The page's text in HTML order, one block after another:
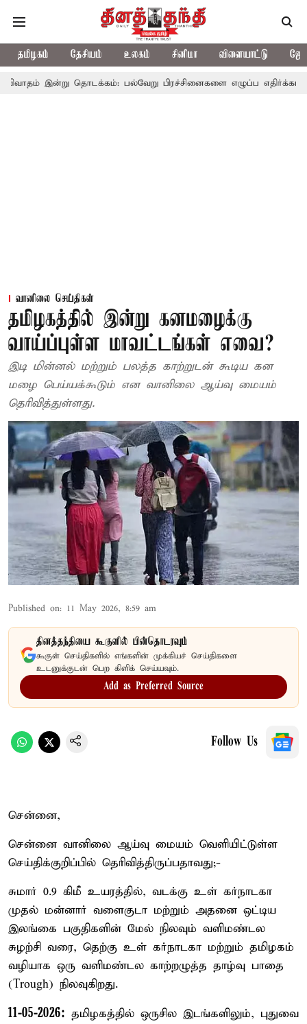
தமிழகம் தேசியம் உலகம் சினிமா விளையாட்டு
தொடக்கம்: பல்வேறு பிரச்சினைகளை எழுப்ப எதிர்க்கட்சிகள் திட்டம்
வானிலை செய்திகள்
தமிழகத்தில் இன்று கனமழைக்கு
வாய்ப்புள்ள மாவட்டங்கள் எவை?
இடி மின்னல் மற்றும் பலத்த காற்றுடன் கூடிய கன
மழை பெய்யக்கூடும் என வானிலை ஆய்வு மையம்
தெரிவித்துள்ளது.
Published on: 11 May 2026, 8:59 am
தினத்தந்தியை கூகுளில் பின்தொடரவும்
கூகுள் செய்திகளில் எங்களின் முக்கியச் செய்திகளை
உடனுக்குடன் பெற கிளிக் செய்யவும்.
Add as Preferred Source
Follow Us
சென்னை,
சென்னை வானிலை ஆய்வு மையம் வெளியிட்டுள்ள
செய்திக்குறிப்பில் தெரிவித்திருப்பதாவது;-
சுமார் 0.9 கிமீ உயரத்தில், வடக்கு உள் கர்நாடகா
முதல் மன்னார் வளைகுடா மற்றும் அதனை ஒட்டிய
இலங்கை பகுதிகளின் மேல் நிலவும் வளிமண்டல
சுழற்சி வரை, தெற்கு உள் கர்நாடகா மற்றும் தமிழகம்
வழியாக ஒரு வளிமண்டல காற்றழுத்த தாழ்வு பாதை
(Trough) நிலவுகிறது.
11-05-2026: தமிழகத்தில் ஒருசில இடங்களிலும், புதுவை